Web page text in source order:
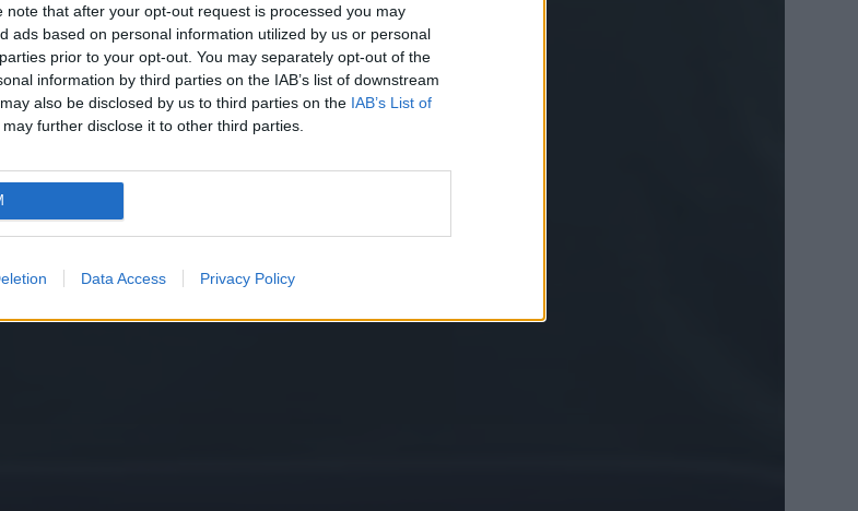
note that after your opt-out request is processed you may
ads based on personal information utilized by us or personal
prior to your opt-out. You may separately opt-out of the
information by third parties on the IAB’s list of downstream
also be disclosed by us to third parties on the IAB’s List of
further disclose it to other third parties.
Data Access Privacy Policy